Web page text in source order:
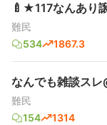
🍼★117なんあり
難民
534
1867.3
なんでも雑談ス
難民
154
1314